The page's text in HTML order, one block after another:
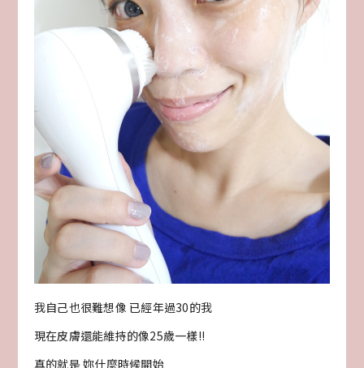
我自己也很難想像 已經年過30的我
現在皮膚還能維持的像25歲一樣!!
真的就是 妳什麼時候開始